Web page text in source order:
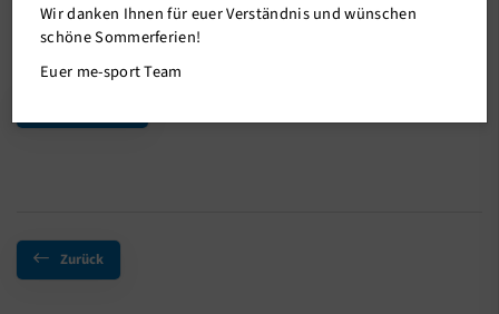
Anfeuerung durch Eltern und Zuschauer wurde in insgesamt 16
Gruppen gekämpft.
Zurück
Wir danken Ihnen für euer Verständnis und wünschen
schöne Sommerferien!
Euer me-sport Team